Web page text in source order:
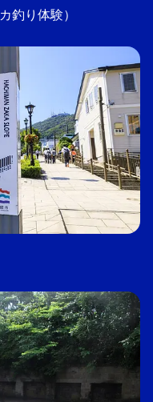
釣り体験）